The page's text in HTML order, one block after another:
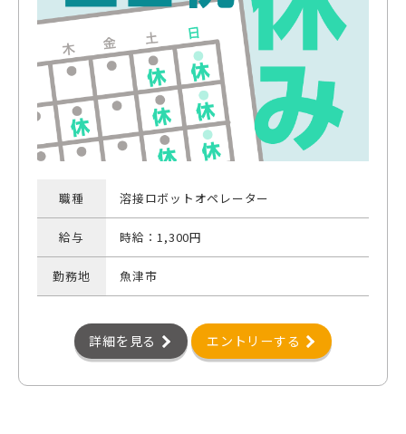
職種 溶接ロボットオペレーター
給与 時給：1,300円
勤務地 魚津市
詳細を見る エントリーする